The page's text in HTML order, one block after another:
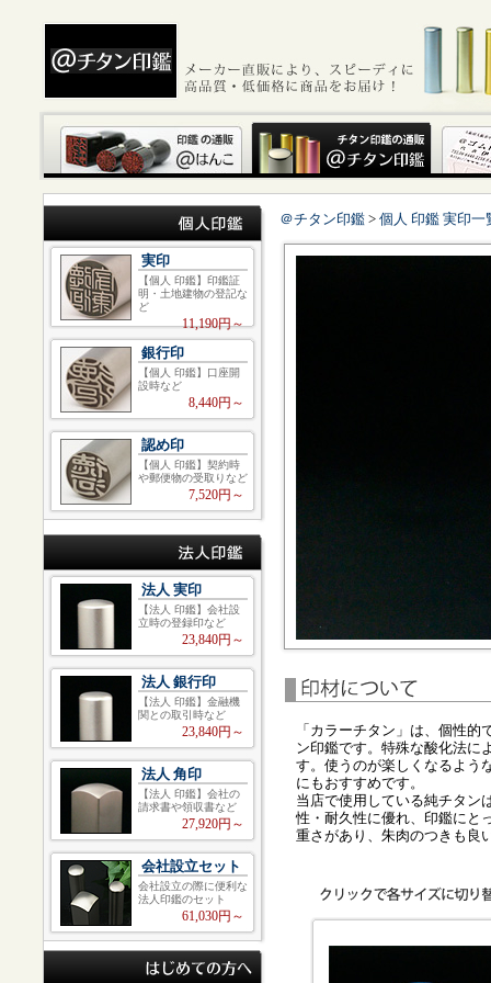
実印
【個人 印鑑】印鑑証
明・土地建物の登記な
ど
11,190円～
銀行印
【個人 印鑑】口座開
設時など
8,440円～
認め印
【個人 印鑑】契約時
や郵便物の受取りなど
7,520円～
法人 実印
【法人 印鑑】会社設
立時の登録印など
23,840円～
法人 銀行印
【法人 印鑑】金融機
関との取引時など
23,840円～
法人 角印
【法人 印鑑】会社の
請求書や領収書など
27,920円～
会社設立セット
会社設立の際に便利な
法人印鑑のセット
61,030円～
＠チタン印鑑 > 個人 印鑑 実印一
「カラーチタン」は、個性
ン印鑑です。特殊な酸化法に
す。使うのが楽しくなるよう
にもおすすめです。
当店で使用している純チタン
性・耐久性に優れ、印鑑にと
重さがあり、朱肉のつきも良